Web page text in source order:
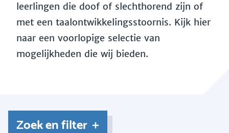
leerlingen die doof of slechthorend zijn of
met een taalontwikkelingsstoornis. Kijk hier
naar een voorlopige selectie van
mogelijkheden die wij bieden.
Zoek en filter